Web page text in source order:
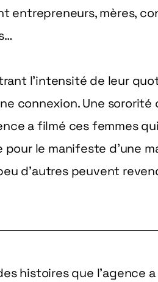
entrepreneurs, mères,
l’intensité de leur
connexion. Une
a filmé ces femmes
pour le manifeste d’une
d’autres peuvent
histoires que l’agence